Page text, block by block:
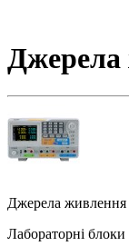
Джерела
Джерела живлення
Лабораторні